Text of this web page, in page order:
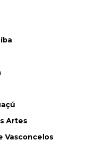
Artes
Vasconcelos